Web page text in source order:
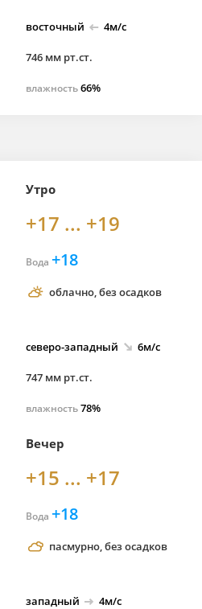
восточный 4м/с
746 мм рт.ст.
влажность66%
Утро
+17 ... +19
Вода +18
облачно, без осадков
северо-западный 6м/с
747 мм рт.ст.
влажность78%
Вечер
+15 ... +17
Вода +18
пасмурно, без осадков
западный 4м/с